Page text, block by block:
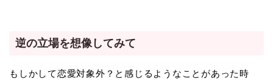
逆の立場を想像してみて
もしかして恋愛対象外？と感じるようなことがあった時